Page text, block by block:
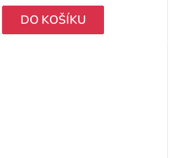
DO KOŠÍKU